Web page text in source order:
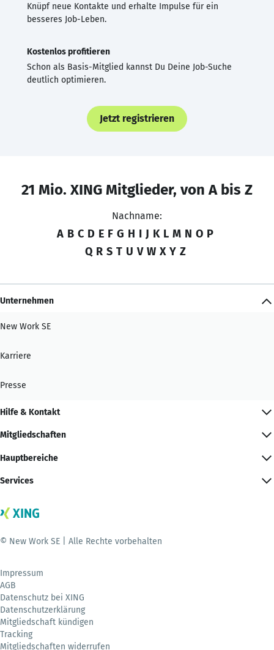
Knüpf neue Kontakte und erhalte Impulse für ein
besseres Job-Leben.
Kostenlos profitieren
Schon als Basis-Mitglied kannst Du Deine Job-Suche
deutlich optimieren.
Jetzt registrieren
21 Mio. XING Mitglieder, von A bis Z
Nachname:
A B C D E F G H I J K L M N O P
Q R S T U V W X Y Z
Unternehmen
New Work SE
Karriere
Presse
Hilfe & Kontakt
Mitgliedschaften
Hauptbereiche
Services
© New Work SE | Alle Rechte vorbehalten
Impressum
AGB
Datenschutz bei XING
Datenschutzerklärung
Mitgliedschaft kündigen
Tracking
Mitgliedschaften widerrufen